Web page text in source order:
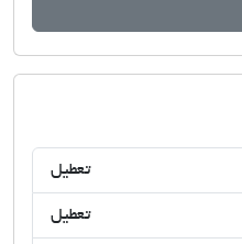
املاک بندر عباس
تعطیل
تعطیل